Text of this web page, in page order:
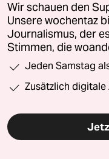
Wir schauen den
Unsere wochentaz
Journalismus, der
Stimmen, die
Jeden Samstag
Zusätzlich digitale